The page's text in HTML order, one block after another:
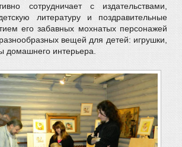
сотрудничает с издательствами,
литературу и поздравительные
его забавных мохнатых персонажей
вещей для детей: игрушки,
домашнего интерьера.